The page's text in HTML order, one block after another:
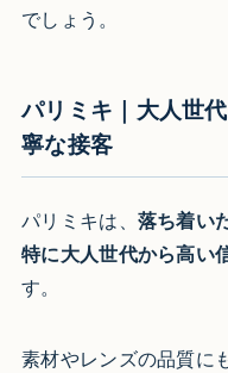
でしょう。
パリミキ｜大人世
寧な接客
パリミキは、 落ち着い
特に大人世代から高い
す。
素材やレンズの品質に